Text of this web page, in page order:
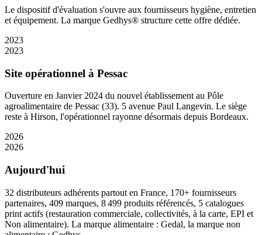
Le dispositif d'évaluation s'ouvre aux fournisseurs hygiène, entretien
et équipement. La marque Gedhys® structure cette offre dédiée.
2023
2023
Site opérationnel à Pessac
Ouverture en Janvier 2024 du nouvel établissement au Pôle
agroalimentaire de Pessac (33). 5 avenue Paul Langevin. Le siège
reste à Hirson, l'opérationnel rayonne désormais depuis Bordeaux.
2026
2026
Aujourd'hui
32 distributeurs adhérents partout en France, 170+ fournisseurs
partenaires, 409 marques, 8 499 produits référencés, 5 catalogues
print actifs (restauration commerciale, collectivités, à la carte, EPI et
Non alimentaire). La marque alimentaire : Gedal, la marque non